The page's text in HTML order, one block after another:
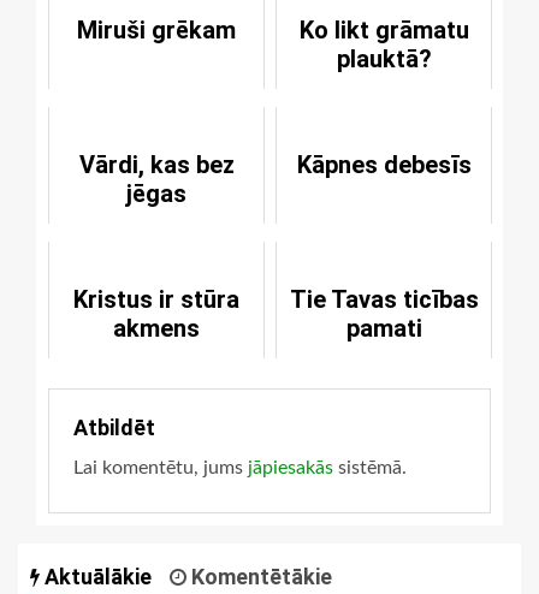
Miruši grēkam
Ko likt grāmatu
plauktā?
Vārdi, kas bez
jēgas
Kāpnes debesīs
Kristus ir stūra
akmens
Tie Tavas ticības
pamati
Atbildēt
Lai komentētu, jums jāpiesakās sistēmā.
Aktuālākie Komentētākie